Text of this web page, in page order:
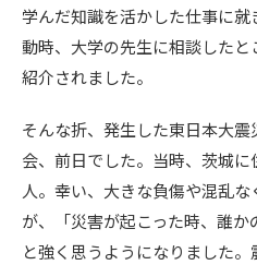
学んだ知識を活かした仕事に
動時、大学の先生に相談した
紹介されました。
そんな折、発生した東日本大震
会、前日でした。当時、茨城
人。幸い、大きな負傷や混乱
が、「災害が起こった時、誰か
と強く思うようになりました